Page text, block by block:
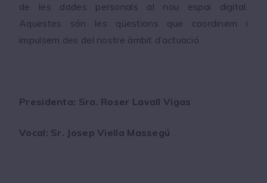
de les dades personals al nou espai digital.
Aquestes són les qüestions que coordinem i
impulsem des del nostre àmbit d’actuació.
Presidenta: Sra. Roser Lavall Vigas
Vocal: Sr. Josep Viella Massegú